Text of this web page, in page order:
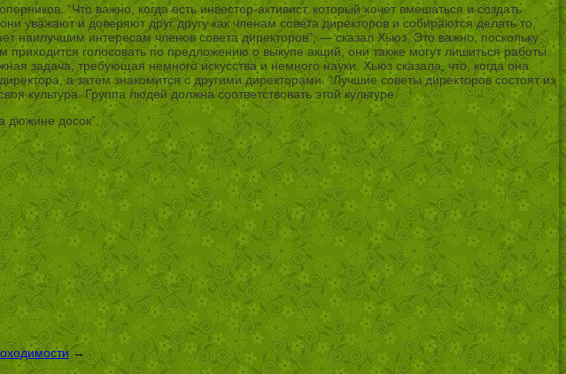
“Что важно, когда есть инвестор-активист, который хочет вмешаться и создать
уважают и доверяют друг другу как членам совета директоров и собираются делать то,
наилучшим интересам членов совета директоров”, — сказал Хьюз. Это важно, поскольку
голосовать по предложению о выкупе акций, они также могут лишиться работы.
задача, требующая немного искусства и немного науки. Хьюз сказала, что, когда она
а затем знакомится с другими директорами. “Лучшие советы директоров состоят из
Группа людей должна соответствовать этой культуре.
дюжине досок”.
→